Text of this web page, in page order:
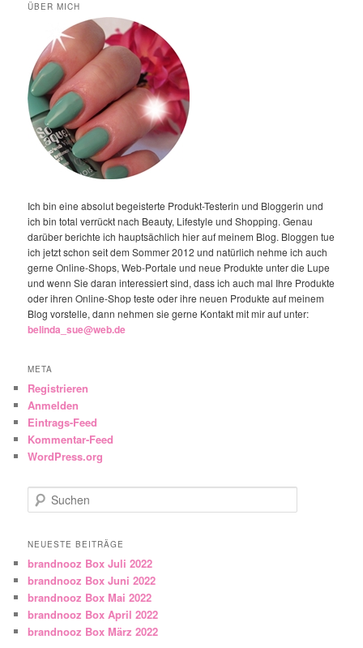
ÜBER MICH
Ich bin eine absolut begeisterte Produkt-Testerin und Bloggerin und
ich bin total verrückt nach Beauty, Lifestyle und Shopping. Genau
darüber berichte ich hauptsächlich hier auf meinem Blog. Bloggen tue
ich jetzt schon seit dem Sommer 2012 und natürlich nehme ich auch
gerne Online-Shops, Web-Portale und neue Produkte unter die Lupe
und wenn Sie daran interessiert sind, dass ich auch mal Ihre Produkte
oder ihren Online-Shop teste oder ihre neuen Produkte auf meinem
Blog vorstelle, dann nehmen sie gerne Kontakt mit mir auf unter:
belinda_sue@web.de
META
Registrieren
Anmelden
Eintrags-Feed
Kommentar-Feed
WordPress.org
Suchen
NEUESTE BEITRÄGE
brandnooz Box Juli 2022
brandnooz Box Juni 2022
brandnooz Box Mai 2022
brandnooz Box April 2022
brandnooz Box März 2022